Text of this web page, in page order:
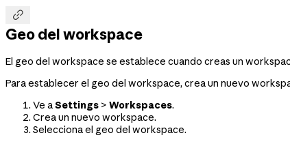

Geo del workspace
El geo del workspace se establece cuando creas un
Para establecer el geo del workspace, crea un nuevo
Ve aSettings > Workspaces.
Crea un nuevo workspace.
Selecciona el geo del workspace.